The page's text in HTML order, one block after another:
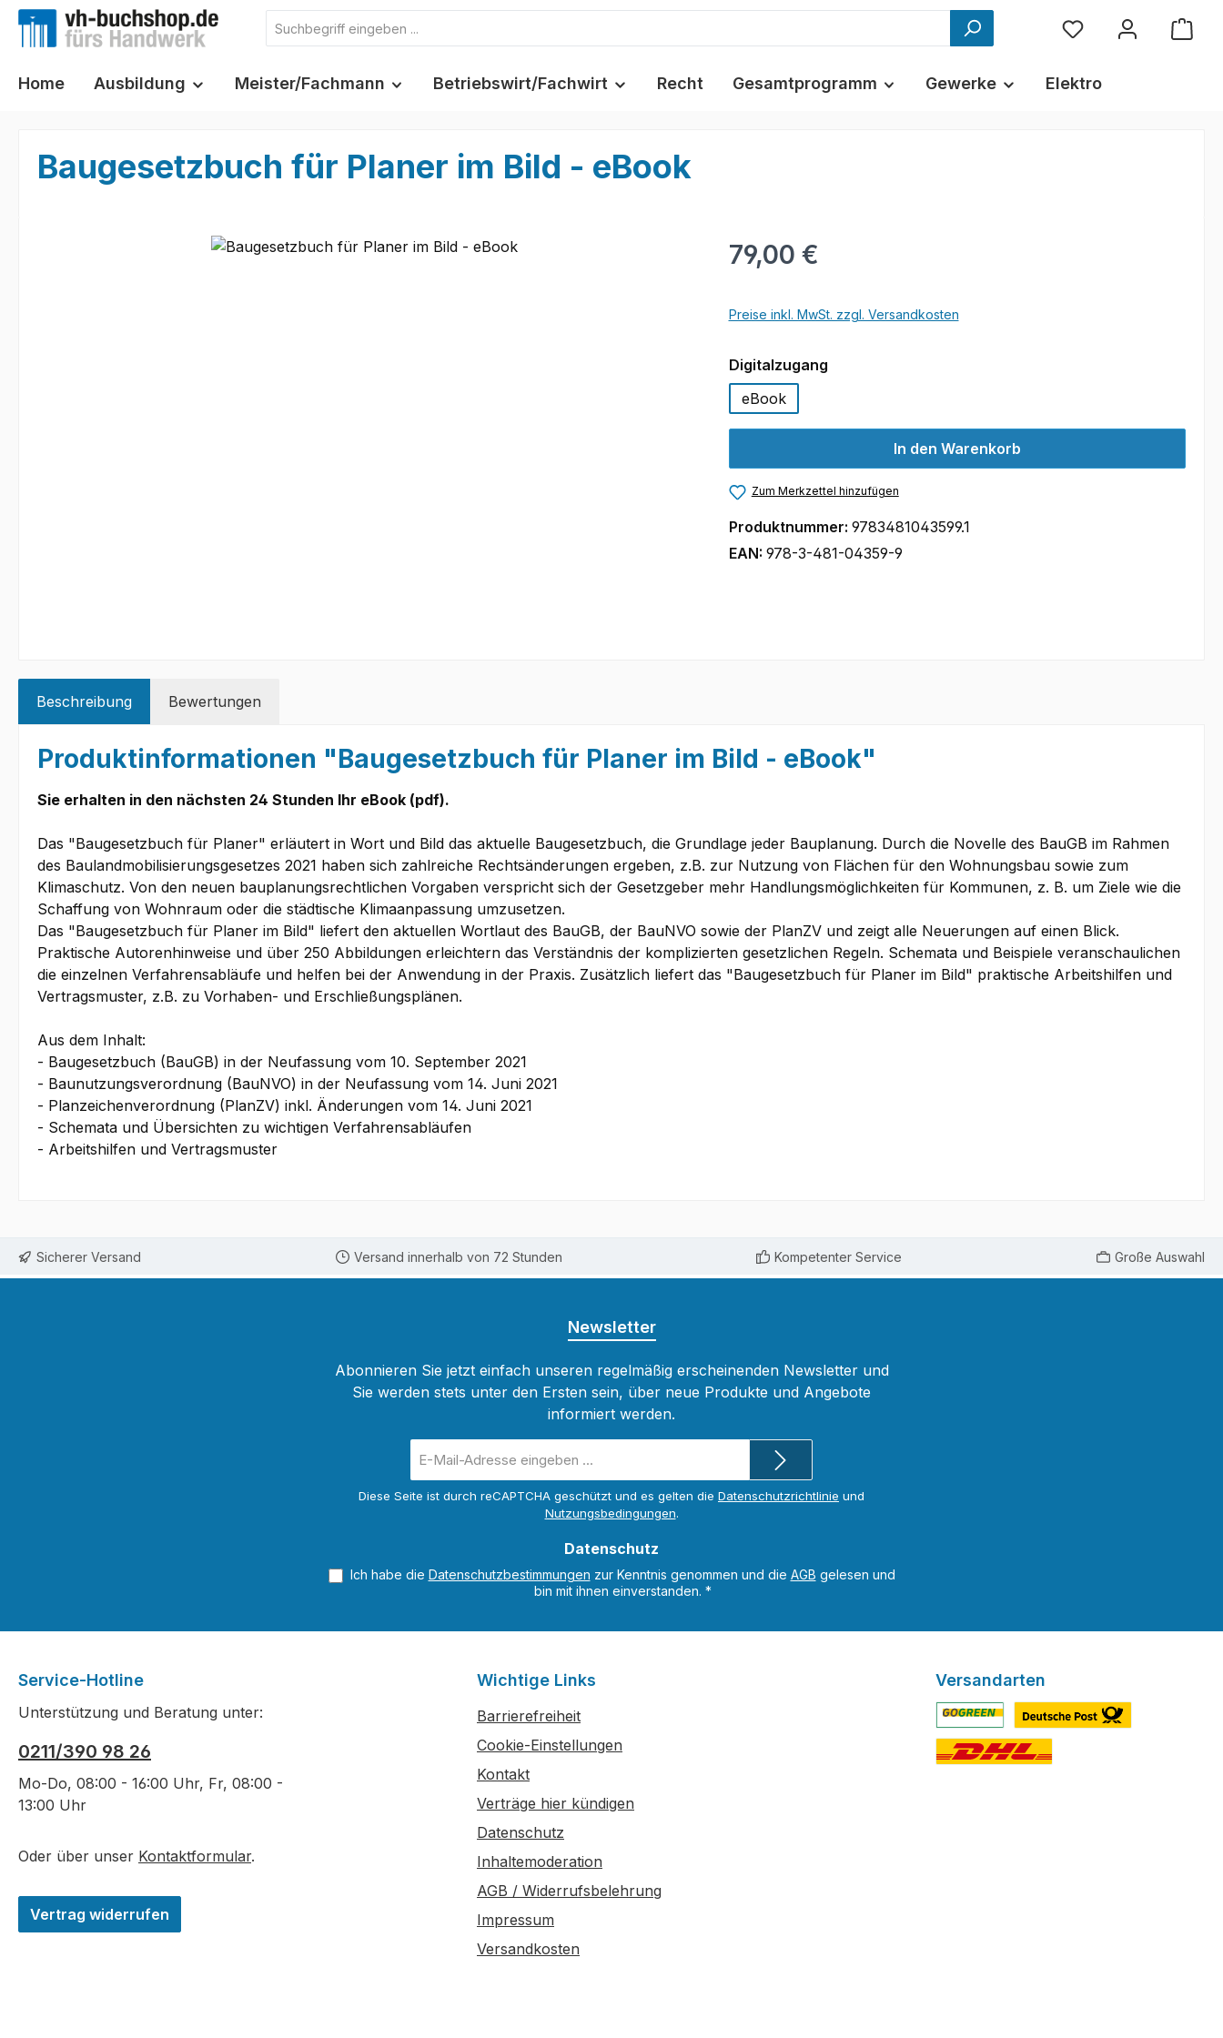
Hauptinhalt springen
Zur Suche springen
Zur Hauptnavigation springen
Home Ausbildung Meister/Fachmann Betriebswirt/Fachwirt Recht Gesamtprogramm Gewerke Elektro
Baugesetzbuch für Planer im Bild - eBook
Bildergalerie überspringen 79,00 €
Preise inkl. MwSt. zzgl. Versandkosten
Digitalzugangauswählen
eBook
In den Warenkorb
Zum Merkzettel hinzufügen
Produktnummer: 9783481043599.1
EAN: 978-3-481-04359-9
Beschreibung Bewertungen
Produktinformationen "Baugesetzbuch für Planer im Bild - eBook"
Sie erhalten in den nächsten 24 Stunden Ihr eBook (pdf).
Das "Baugesetzbuch für Planer" erläutert in Wort und Bild das aktuelle Baugesetzbuch, die Grundlage jeder Bauplanung. Durch die Novelle des BauGB im Rahmen
des Baulandmobilisierungsgesetzes 2021 haben sich zahlreiche Rechtsänderungen ergeben, z.B. zur Nutzung von Flächen für den Wohnungsbau sowie zum
Klimaschutz. Von den neuen bauplanungsrechtlichen Vorgaben verspricht sich der Gesetzgeber mehr Handlungsmöglichkeiten für Kommunen, z. B. um Ziele wie die
Schaffung von Wohnraum oder die städtische Klimaanpassung umzusetzen.
Das "Baugesetzbuch für Planer im Bild" liefert den aktuellen Wortlaut des BauGB, der BauNVO sowie der PlanZV und zeigt alle Neuerungen auf einen Blick.
Praktische Autorenhinweise und über 250 Abbildungen erleichtern das Verständnis der komplizierten gesetzlichen Regeln. Schemata und Beispiele veranschaulichen
die einzelnen Verfahrensabläufe und helfen bei der Anwendung in der Praxis. Zusätzlich liefert das "Baugesetzbuch für Planer im Bild" praktische Arbeitshilfen und
Vertragsmuster, z.B. zu Vorhaben- und Erschließungsplänen.
Aus dem Inhalt:
- Baugesetzbuch (BauGB) in der Neufassung vom 10. September 2021
- Baunutzungsverordnung (BauNVO) in der Neufassung vom 14. Juni 2021
- Planzeichenverordnung (PlanZV) inkl. Änderungen vom 14. Juni 2021
- Schemata und Übersichten zu wichtigen Verfahrensabläufen
- Arbeitshilfen und Vertragsmuster
Sicherer Versand Versand innerhalb von 72 Stunden Kompetenter Service Große Auswahl
Newsletter
Abonnieren Sie jetzt einfach unseren regelmäßig erscheinenden Newsletter und
Sie werden stets unter den Ersten sein, über neue Produkte und Angebote
informiert werden.
Mail-
Diese Seite ist durch reCAPTCHA geschützt und es gelten die Datenschutzrichtlinie und
Nutzungsbedingungen.
Datenschutz
Ich habe die Datenschutzbestimmungen zur Kenntnis genommen und die AGB gelesen und
bin mit ihnen einverstanden. *
Service-Hotline
Unterstützung und Beratung unter:
0211/390 98 26
Mo-Do, 08:00 - 16:00 Uhr, Fr, 08:00 -
13:00 Uhr
Oder über unser Kontaktformular.
Vertrag widerrufen
Wichtige Links
Barrierefreiheit
Cookie-Einstellungen
Kontakt
Verträge hier kündigen
Datenschutz
Inhaltemoderation
AGB / Widerrufsbelehrung
Impressum
Versandkosten
Versandarten
Benutzerdefiniertes Bild 1
Benutzerdefiniertes Bild 2